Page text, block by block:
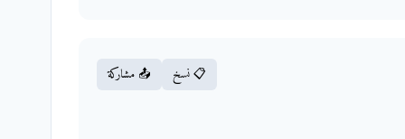
📋 نسخ 📤 مشاركة